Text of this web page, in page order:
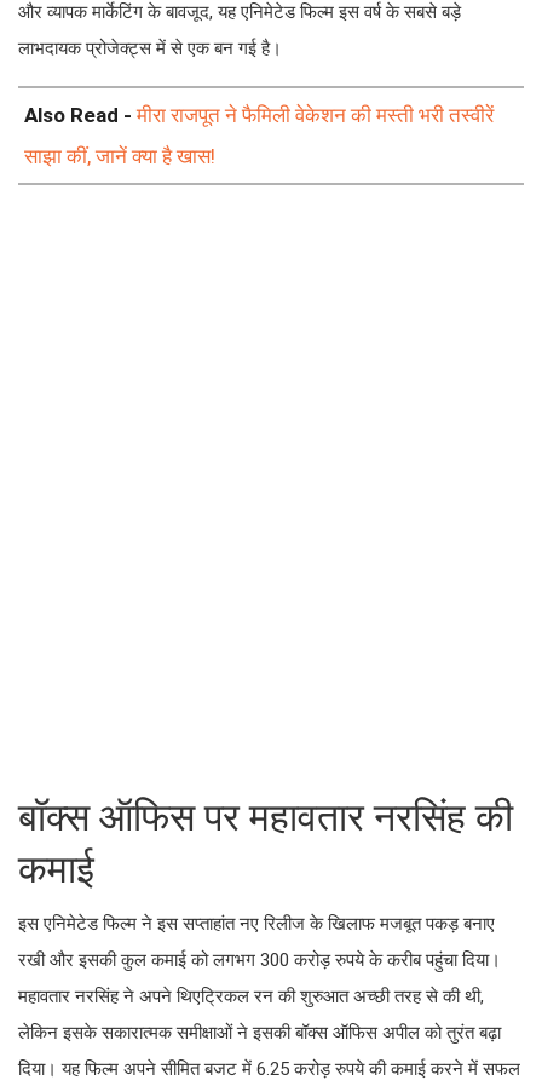
और व्यापक मार्केटिंग के बावजूद, यह एनिमेटेड फिल्म इस वर्ष के सबसे बड़े
लाभदायक प्रोजेक्ट्स में से एक बन गई है।
Also Read -मीरा राजपूत ने फैमिली वेकेशन की मस्ती भरी तस्वीरें
साझा कीं, जानें क्या है खास!
बॉक्स ऑफिस पर महावतार नरसिंह की
कमाई
इस एनिमेटेड फिल्म ने इस सप्ताहांत नए रिलीज के खिलाफ मजबूत पकड़ बनाए
रखी और इसकी कुल कमाई को लगभग 300 करोड़ रुपये के करीब पहुंचा दिया।
महावतार नरसिंह ने अपने थिएट्रिकल रन की शुरुआत अच्छी तरह से की थी,
लेकिन इसके सकारात्मक समीक्षाओं ने इसकी बॉक्स ऑफिस अपील को तुरंत बढ़ा
दिया। यह फिल्म अपने सीमित बजट में 6.25 करोड़ रुपये की कमाई करने में सफल